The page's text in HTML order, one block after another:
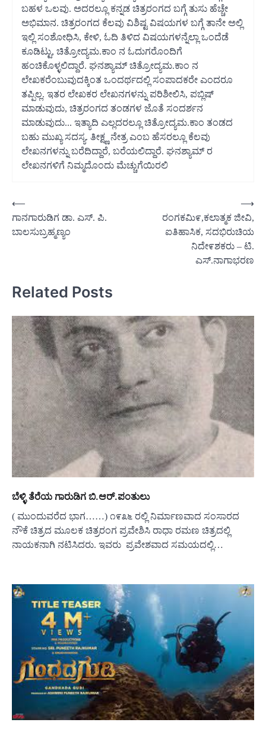
ಬಹಳ ಒಲವು. ಅದರಲ್ಲೂ ಕನ್ನಡ ಚಿತ್ರರಂಗದ ಬಗ್ಗೆ ತುಸು ಹೆಚ್ಚೇ
ಅಭಿಮಾನ. ಚಿತ್ರರಂಗದ ಕೆಲವು ವಿಶಿಷ್ಟ ವಿಷಯಗಳ ಬಗ್ಗೆ ತಾನೇ ಅಲ್ಲಿ
ಇಲ್ಲಿ ಸಂಶೋಧಿಸಿ, ಕೇಳಿ, ಓದಿ ತಿಳಿದ ವಿಷಯಗಳನ್ನೆಲ್ಲಾ ಒಂದೆಡೆ
ಕೂಡಿಟ್ಟು, ಚಿತ್ರೋದ್ಯಮ.ಕಾಂ ನ ಓದುಗರೊಂದಿಗೆ
ಹಂಚಿಕೊಳ್ಳಲಿದ್ದಾರೆ. ಘನಶ್ಯಾಮ್ ಚಿತ್ರೋದ್ಯಮ.ಕಾಂ ನ
ಲೇಖಕರೆಂಬುವುದಕ್ಕಿಂತ ಒಂದರ್ಥದಲ್ಲಿ ಸಂಪಾದಕರೇ ಎಂದರೂ
ತಪ್ಪಿಲ್ಲ. ಇತರ ಲೇಖಕರ ಲೇಖನಗಳನ್ನು ಪರಿಶೀಲಿಸಿ, ಪಬ್ಲಿಷ್
ಮಾಡುವುದು, ಚಿತ್ರರಂಗದ ತಂಡಗಳ ಜೊತೆ ಸಂದರ್ಶನ
ಮಾಡುವುದು... ಇತ್ಯಾದಿ ಎಲ್ಲದರಲ್ಲೂ ಚಿತ್ರೋದ್ಯಮ.ಕಾಂ ತಂಡದ
ಬಹು ಮುಖ್ಯ ಸದಸ್ಯ. ತೀಕ್ಷ್ಣ ನೇತ್ರ ಎಂಬ ಹೆಸರಲ್ಲೂ ಕೆಲವು
ಲೇಖನಗಳನ್ನು ಬರೆದಿದ್ದಾರೆ, ಬರೆಯಲಿದ್ದಾರೆ. ಘನಶ್ಯಾಮ್ ರ
ಲೇಖನಗಳಿಗೆ ನಿಮ್ಮದೊಂದು ಮೆಚ್ಚುಗೆಯಿರಲಿ
Post
navigation
⟵
ಗಾನಗಾರುಡಿಗ ಡಾ. ಎಸ್. ಪಿ.
ಬಾಲಸುಬ್ರಹ್ಮಣ್ಯಂ
ರಂಗಕಮಿ೯,ಕಲಾತ್ಮಕ ಜೀವಿ,
ಐತಿಹಾಸಿಕ, ಸದಭಿರುಚಿಯ
ನಿದೇ೯ಶಕರು – ಟಿ.
ಎಸ್.ನಾಗಾಭರಣ
⟶
Related Posts
ಬೆಳ್ಳಿ ತೆರೆಯ ಗಾರುಡಿಗ ಬಿ.ಆರ್.ಪಂತುಲು
( ಮುಂದುವರೆದ ಭಾಗ……) ೧೯೩೬ ರಲ್ಲಿ ನಿರ್ಮಾಣವಾದ ಸಂಸಾರದ
ನೌಕೆ ಚಿತ್ರದ ಮೂಲಕ ಚಿತ್ರರಂಗ ಪ್ರವೇಶಿಸಿ ರಾಧಾ ರಮಣ ಚಿತ್ರದಲ್ಲಿ
ನಾಯಕನಾಗಿ ನಟಿಸಿದರು. ಇವರು ಪ್ರವೇಶವಾದ ಸಮಯದಲ್ಲಿ…